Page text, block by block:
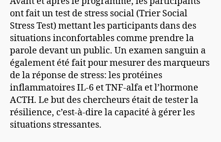
ont fait un test de stress social (Trier Social
Stress Test) mettant les participants dans des
situations inconfortables comme prendre la
parole devant un public. Un examen sanguin a
également été fait pour mesurer des marqueurs
de la réponse de stress: les protéines
inflammatoires IL-6 et TNF-alfa et l’hormone
ACTH. Le but des chercheurs était de tester la
résilience, c’est-à-dire la capacité à gérer les
situations stressantes.